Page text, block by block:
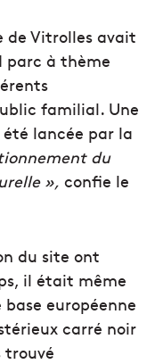
de Vitrolles avait
parc à thème
familial. Une
lancée par la
du
», confie le
du site ont
il était même
européenne
carré noir
trouvé